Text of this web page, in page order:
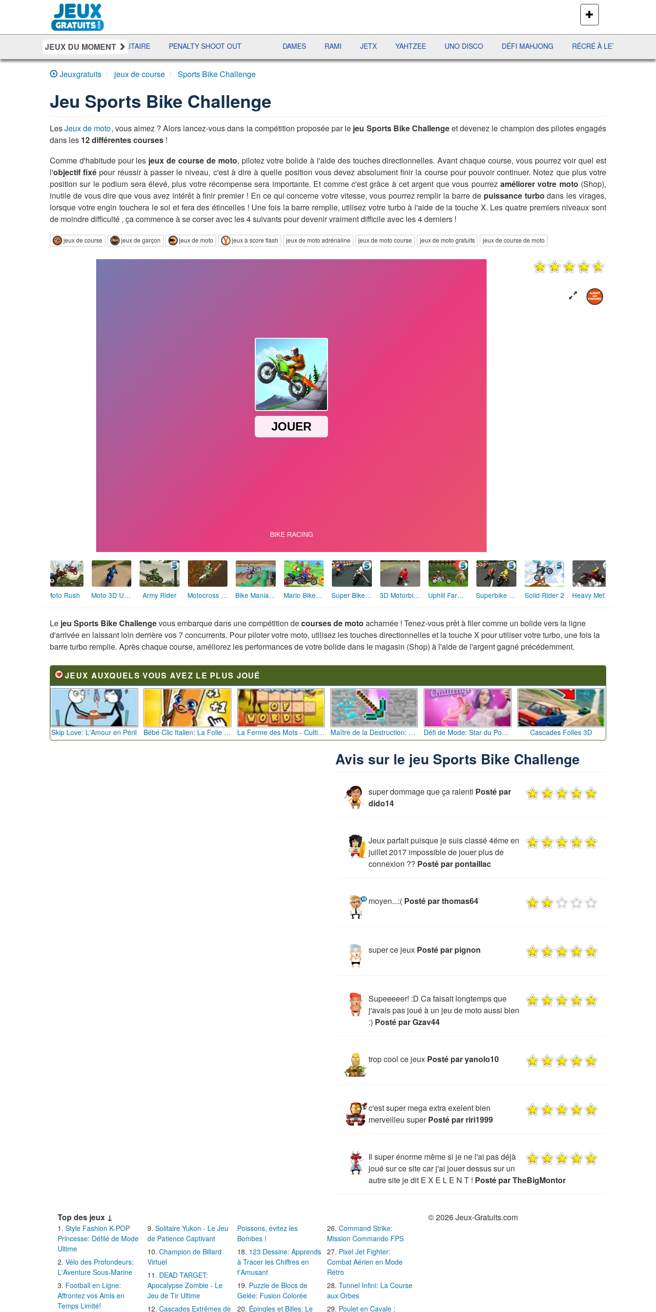
PLUS
DE
JEUX
JEUX DU MOMENT
DUO SOLITAIRE PENALTY SHOOT OUT RAMI JETX YAHTZEE UNO DISCO DÉFI MAHJONG RÉCRÉ À LETTRES
Jeuxgratuits jeux de course Sports Bike Challenge
Jeu Sports Bike Challenge
LesJeux de moto, vous aimez ? Alors lancez-vous dans la compétition proposée par le jeu Sports Bike Challengeet devenez le champion des pilotes engagés
dans les 12 différentes courses !
Comme d'habitude pour les jeux de course de moto, pilotez votre bolide à l'aide des touches directionnelles. Avant chaque course, vous pourrez voir quel est
l'objectif fixé pour réussir à passer le niveau, c'est à dire à quelle position vous devez absolument finir la course pour pouvoir continuer. Notez que plus votre
position sur le podium sera élevé, plus votre récompense sera importante. Et comme c'est grâce à cet argent que vous pourrez améliorer votre moto (Shop),
inutile de vous dire que vous avez intérêt à finir premier ! En ce qui concerne votre vitesse, vous pourrez remplir la barre de puissance turbo dans les virages,
lorsque votre engin touchera le sol et fera des étincelles ! Une fois la barre remplie, utilisez votre turbo à l'aide de la touche X. Les quatre premiers niveaux sont
de moindre difficulté , ça commence à se corser avec les 4 suivants pour devenir vraiment difficile avec les 4 derniers !
jeux de course jeux de garçon jeux de moto jeux à score flash jeux de moto adrénaline jeux de moto course jeux de moto gratuits jeux de course de moto
Moto Rush Moto 3D Unleashed Army Rider Motocross Fever Bike Mania Arena 5 Mario Bike Challenge Super Bikes Track Stars 3D Motorbike Racing Uphill Farmer Superbike Racer Solid Rider 2 Heavy Metal Rider
Le jeu Sports Bike Challengevous embarque dans une compétition decourses de moto acharnée ! Tenez-vous prêt à filer comme un bolide vers la ligne
d'arrivée en laissant loin derrière vos 7 concurrents. Pour piloter votre moto, utilisez les touches directionnelles et la touche X pour utiliser votre turbo, une fois la
barre turbo remplie. Après chaque course, améliorez les performances de votre bolide dans le magasin (Shop) à l'aide de l'argent gagné précédemment.
JEUX AUXQUELS VOUS AVEZ LE PLUS JOUÉ
Skip Love: L'Amour en Péril Bébé Clic Italien: La Folie des Petits Bambins La Ferme des Mots - Cultivez votre Vocabulaire Maître de la Destruction: Fusion de Pioches Défi de Mode: Star du Podium Cascades Folles 3D
Avis sur le jeu Sports Bike Challenge
super dommage que ça ralenti Posté par
dido14
Jeux parfait puisque je suis classé 4éme en
juillet 2017 impossible de jouer plus de
connexion ?? Posté par pontaillac
moyen...:( Posté par thomas64
super ce jeux Posté par pignon
Supeeeeer! :D Ca faisait longtemps que
j'avais pas joué à un jeu de moto aussi bien
:) Posté par Gzav44
trop cool ce jeux Posté par yanolo10
c'est super mega extra exelent bien
merveilleu super Posté par riri1999
Il super énorme même si je ne l'ai pas déjà
joué sur ce site car j'ai jouer dessus sur un
autre site je dit E X E L E N T ! Posté par TheBigMontor
Top des jeux ↓
Style Fashion K-POP
Princesse: Défilé de Mode
Ultime
Vélo des Profondeurs:
L'Aventure Sous-Marine
Football en Ligne:
Affrontez vos Amis en
Temps Limité!
Solitaire Yukon - Le Jeu
de Patience Captivant
Champion de Billard
Virtuel
DEAD TARGET:
Apocalypse Zombie - Le
Jeu de Tir Ultime
Cascades Extrêmes de
Poissons, évitez les
Bombes !
123 Dessine: Apprends
à Tracer les Chiffres en
t'Amusant
Puzzle de Blocs de
Gelée: Fusion Colorée
Épingles et Billes: Le
Command Strike:
Mission Commando FPS
Pixel Jet Fighter:
Combat Aérien en Mode
Rétro
Tunnel Infini: La Course
aux Orbes
Poulet en Cavale :
© 2026 Jeux-Gratuits.com